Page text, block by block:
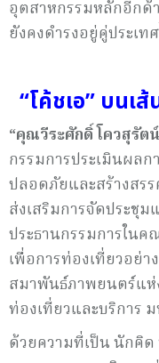
อุตสาหกรรมหลักอีกด้
ยังคงดำรงอยู่คู่ประเท
“โค้ชเอ” บนเ
“คุณวีระศักดิ์ โควสุรัต
กรรมการประเมินผล
ปลอดภัยและสร้างสร
ส่งเสริมการจัดประชุม
ประธานกรรมการใน
เพื่อการท่องเที่ยวอย่
สมาพันธ์ภาพยนตร์แห่
ท่องเที่ยวและบริการ
ด้วยความที่เป็น นักคิ